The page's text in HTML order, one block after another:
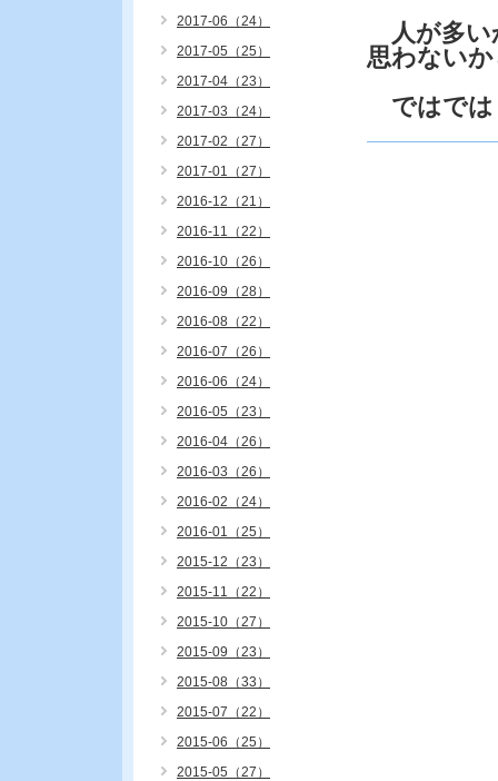
人が多い
思わない
ではでは
2017-06（24）
2017-05（25）
2017-04（23）
2017-03（24）
2017-02（27）
2017-01（27）
2016-12（21）
2016-11（22）
2016-10（26）
2016-09（28）
2016-08（22）
2016-07（26）
2016-06（24）
2016-05（23）
2016-04（26）
2016-03（26）
2016-02（24）
2016-01（25）
2015-12（23）
2015-11（22）
2015-10（27）
2015-09（23）
2015-08（33）
2015-07（22）
2015-06（25）
2015-05（27）